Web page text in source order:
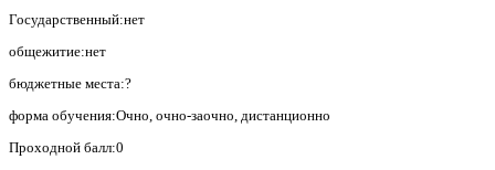
Государственный:нет
общежитие:нет
бюджетные места:?
форма обучения:Очно, очно-заочно, дистанционно
Проходной балл:0